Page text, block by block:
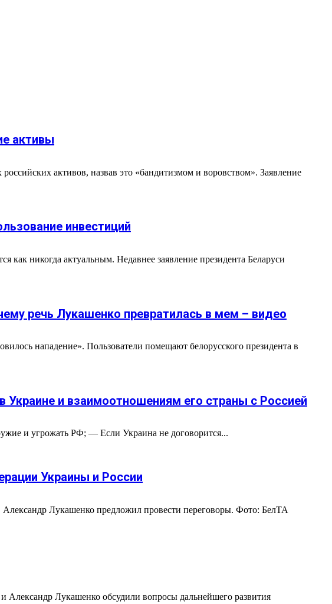
активы
активов, назвав это «бандитизмом и воровством». Заявление
инвестиций
как никогда актуальным. Недавнее заявление президента Беларуси
речь Лукашенко превратилась в мем – видео
нападение». Пользователи помещают белорусского президента в
Украине и взаимоотношениям его страны с Россией
и угрожать РФ; — Если Украина не договорится...
Украины и России
Александр Лукашенко предложил провести переговоры. Фото: БелТА
Лукашенко обсудили вопросы дальнейшего развития